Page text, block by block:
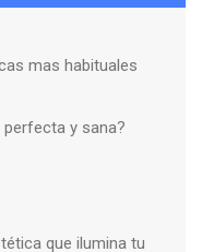
mas habituales
y sana?
que ilumina tu